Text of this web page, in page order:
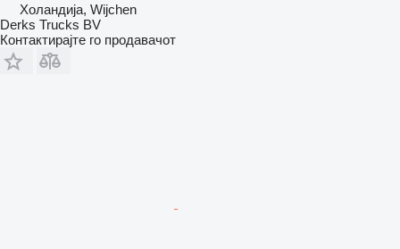
Холандија, Wijchen
Derks Trucks BV
Контактирајте го продавачот